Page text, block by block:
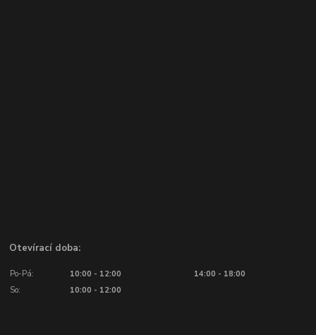
Otevírací doba:
Po-Pá: 10:00 - 12:00
14:00 - 18:00
So:
10:00 - 12:00